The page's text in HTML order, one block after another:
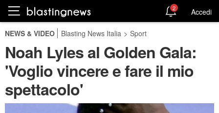
2 Accedi
NEWS & VIDEO Blasting News Italia > Sport
Noah Lyles al Golden Gala:
'Voglio vincere e fare il mio
spettacolo'